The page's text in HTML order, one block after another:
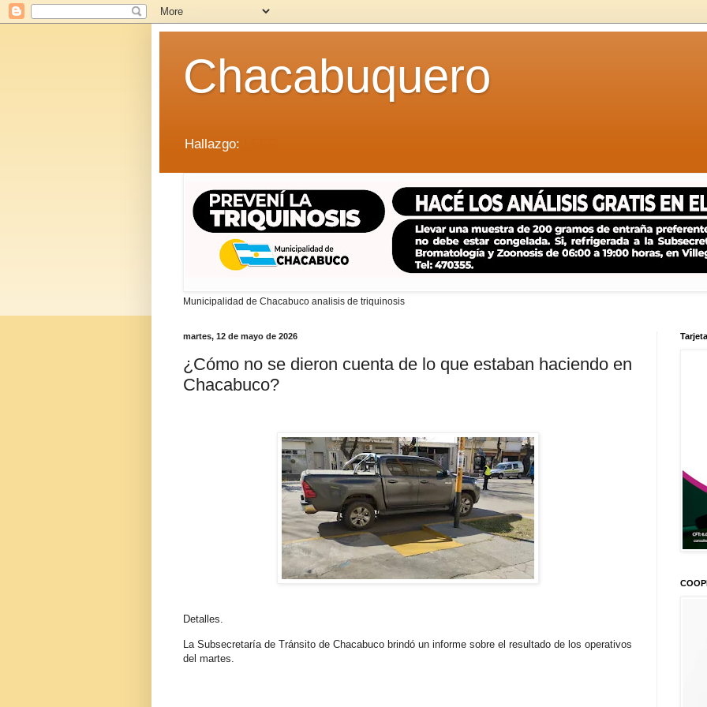
Chacabuquero
Hallazgo:
Municipalidad de Chacabuco analisis de triquinosis
martes, 12 de mayo de 2026
¿Cómo no se dieron cuenta de lo que estaban haciendo en
Chacabuco?
Detalles.
La Subsecretaría de Tránsito de Chacabuco brindó un informe sobre el resultado de los operativos
del martes.